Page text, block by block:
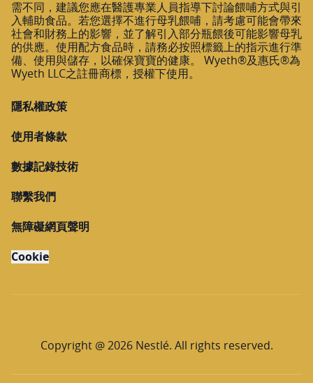
需不同，建議您應在醫護專業人員指導下討論餵哺方式與引
入輔助食品。若您選擇不進行母乳餵哺，請考慮可能會帶來
社會和財務上的影響，並了解引入部分瓶餵後可能影響母乳
的供應。使用配方食品時，請務必按照標籤上的指示進行準
備、使用與儲存，以確保寶寶的健康。 Wyeth®及惠氏®為
Wyeth LLC之註冊商標，授權下使用。
隱私權政策
使用者條款
數據記錄技術
聯繫我們
無障礙網頁聲明
Cookie
Copyright @ 2026 Nestlé. All rights reserved.